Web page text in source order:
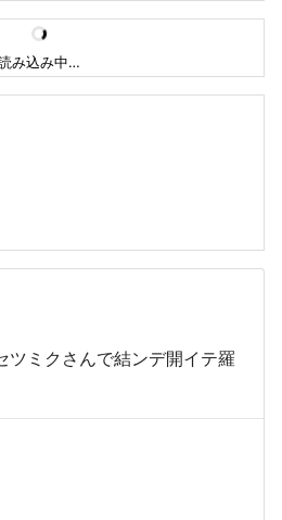
み込み中…
ツミクさんで結ンデ開イテ羅